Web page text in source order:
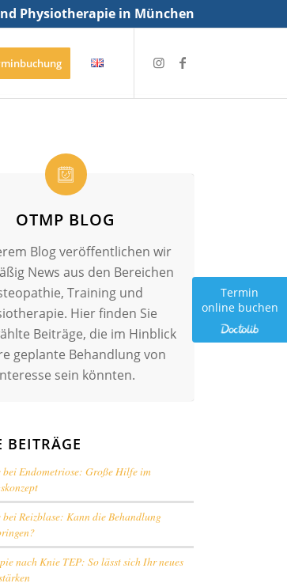
Physiotherapie in München
OTMP BLOG
Blog veröffentlichen wir
News aus den Bereichen
Training und
Hier finden Sie
Beiträge, die im Hinblick
geplante Behandlung von
sein könnten.
BEITRÄGE
bei Endometriose: Große Hilfe im
Reizblase: Kann die Behandlung
nach Knie TEP: So lässt sich Ihr neues
Termin
online buchen